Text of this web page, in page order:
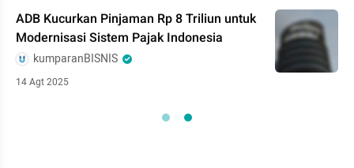
ADB Kucurkan Pinjaman Rp 8 Triliun untuk
Modernisasi Sistem Pajak Indonesia
kumparanBISNIS
14 Agt 2025